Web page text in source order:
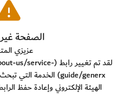
​الصفحة
عزيزي
لقد تم تغيير رابط (us/service-
guide/generx) الخدمة التي
الهيئة الإلكتروني وإعادة حفظ